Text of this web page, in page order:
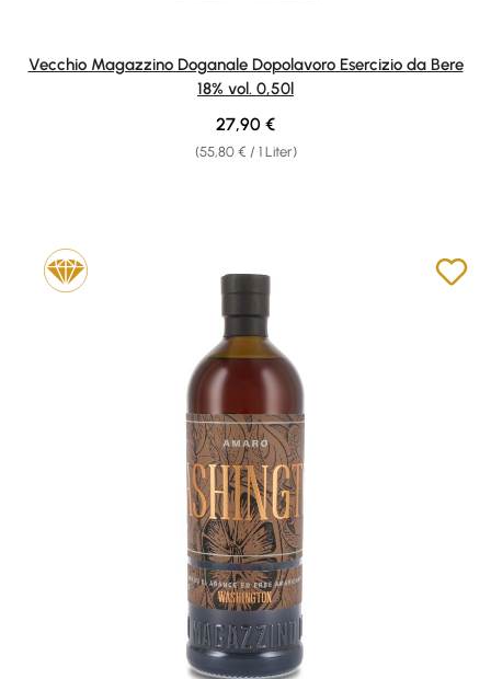
Vecchio Magazzino Doganale Dopolavoro Esercizio da Bere
18% vol. 0,50l
(55,80 € / 1 Liter)
Regulärer Preis:
27,90 €